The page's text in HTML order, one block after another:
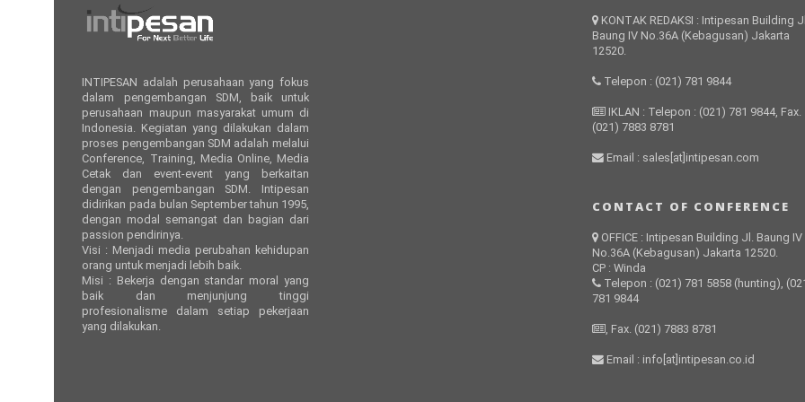
INTIPESAN adalah perusahaan yang fokus
dalam pengembangan SDM, baik untuk
perusahaan maupun masyarakat umum di
Indonesia. Kegiatan yang dilakukan dalam
proses pengembangan SDM adalah melalui
Conference, Training, Media Online, Media
Cetak dan event-event yang berkaitan
dengan pengembangan SDM. Intipesan
didirikan pada bulan September tahun 1995,
dengan modal semangat dan bagian dari
passion pendirinya.
Visi : Menjadi media perubahan kehidupan
orang untuk menjadi lebih baik.
Misi : Bekerja dengan standar moral yang
baik dan menjunjung tinggi
profesionalisme dalam setiap pekerjaan
yang dilakukan.
KONTAK REDAKSI : Intipesan Building
Baung IV No.36A (Kebagusan) Jakarta
12520.
Telepon : (021) 781 9844
IKLAN : Telepon : (021) 781 9844, Fax.
(021) 7883 8781
Email : sales[at]intipesan.com
CONTACT OF CONFERENCE
OFFICE : Intipesan Building Jl. Baung IV
No.36A (Kebagusan) Jakarta 12520.
CP : Winda
Telepon : (021) 781 5858 (hunting),
781 9844
, Fax. (021) 7883 8781
Email : info[at]intipesan.co.id